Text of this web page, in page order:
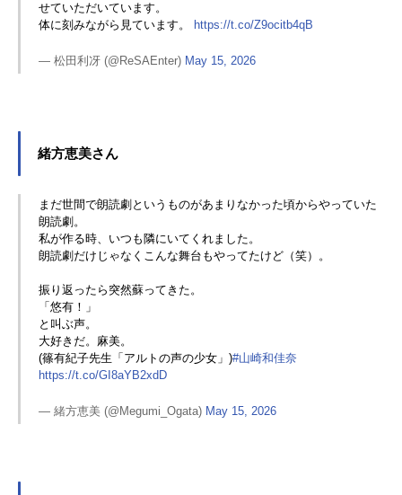
せていただいています。
体に刻みながら見ています。
https://t.co/Z9ocitb4qB
— 松田利冴 (@ReSAEnter) May 15, 2026
緒方恵美さん
まだ世間で朗読劇というものがあまりなかった頃からやっていた
朗読劇。
私が作る時、いつも隣にいてくれました。
朗読劇だけじゃなくこんな舞台もやってたけど（笑）。
振り返ったら突然蘇ってきた。
「悠有！」
と叫ぶ声。
大好きだ。麻美。
(篠有紀子先生「アルトの声の少女」)#山崎和佳奈
https://t.co/GI8aYB2xdD
— 緒方恵美 (@Megumi_Ogata) May 15, 2026